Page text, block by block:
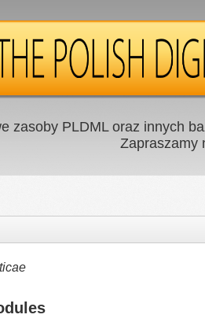
zasoby PLDML oraz innych
Zapraszamy